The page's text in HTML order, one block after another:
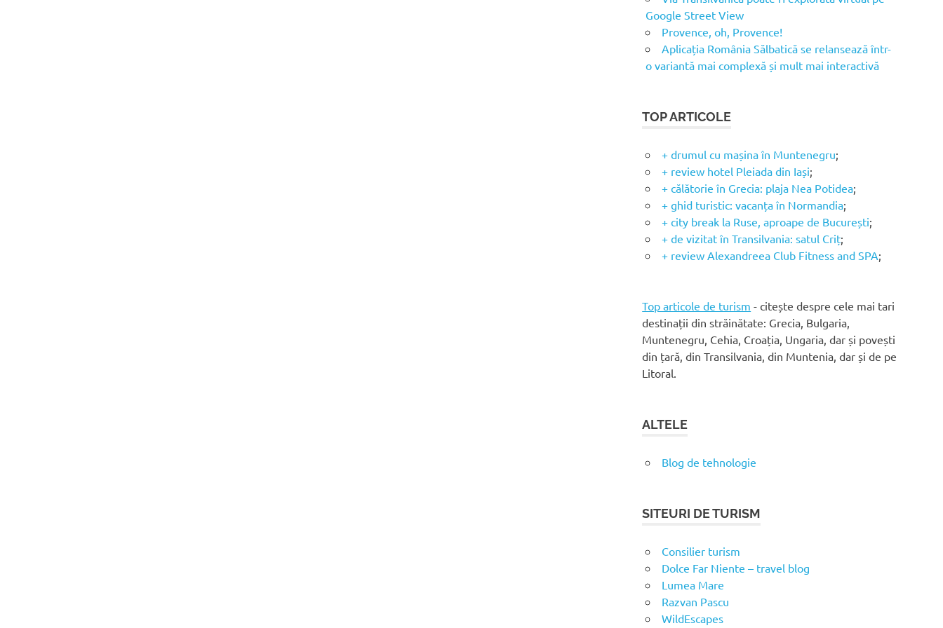
Google Street View
Provence, oh, Provence!
Aplicația România Sălbatică se relansează într-
o variantă mai complexă și mult mai interactivă
TOP ARTICOLE
+ drumul cu mașina în Muntenegru;
+ review hotel Pleiada din Iași;
+ călătorie în Grecia: plaja Nea Potidea;
+ ghid turistic: vacanța în Normandia;
+ city break la Ruse, aproape de București;
+ de vizitat în Transilvania: satul Criț;
+ review Alexandreea Club Fitness and SPA;
Top articole de turism - citește despre cele mai tari
destinații din străinătate: Grecia, Bulgaria,
Muntenegru, Cehia, Croația, Ungaria, dar și povești
din țară, din Transilvania, din Muntenia, dar și de pe
Litoral.
ALTELE
Blog de tehnologie
SITEURI DE TURISM
Consilier turism
Dolce Far Niente – travel blog
Lumea Mare
Razvan Pascu
WildEscapes